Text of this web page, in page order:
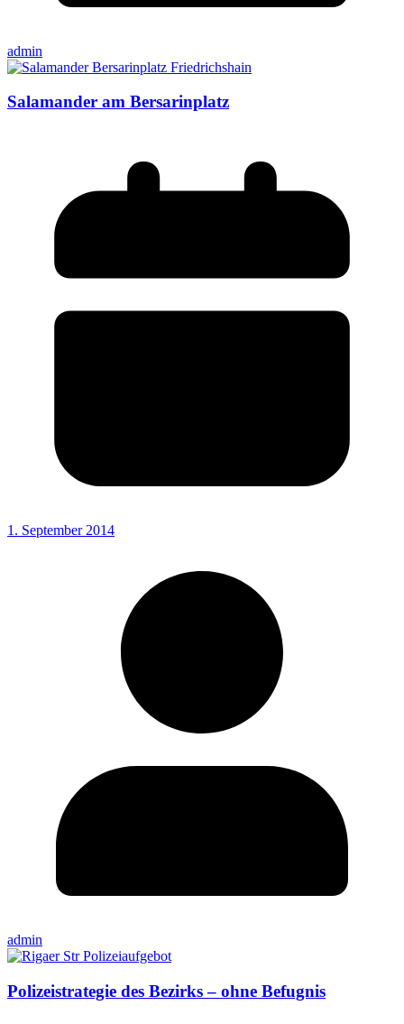
admin
Salamander am Bersarinplatz
1. September 2014
admin
Polizeistrategie des Bezirks – ohne Befugnis